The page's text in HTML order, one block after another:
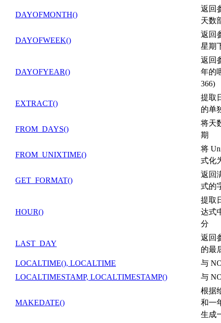
DAYOFMONTH()
返回
天数
DAYOFWEEK()
返回
星期
DAYOFYEAR()
返回
年的
366)
EXTRACT()
提取
的单
FROM_DAYS()
将天
期
FROM_UNIXTIME()
将
式化
GET_FORMAT()
返回
式的
HOUR()
提取
达式
分
LAST_DAY
返回
的最
LOCALTIME(), LOCALTIME
与
LOCALTIMESTAMP, LOCALTIMESTAMP()
与
MAKEDATE()
根据
和一
生成